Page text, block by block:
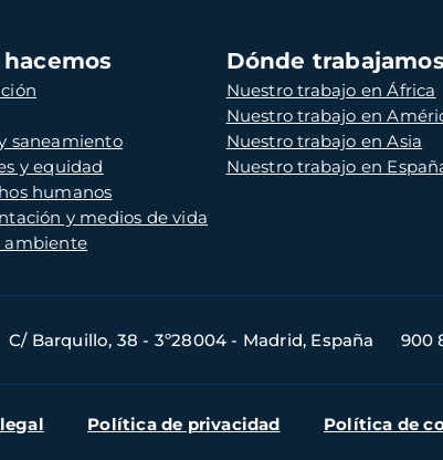
saneamiento
y equidad
humanos
y medios de vida
ambiente
Dónde
Nuestro trabajo en África
Nuestro trabajo en
Nuestro trabajo en Asia
Nuestro trabajo en
C/ Barquillo, 38 - 3º28004 - Madrid, España 900
Política de privacidad Política de